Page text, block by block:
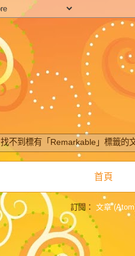
找不到標有「Remarkable」 標籤的
首頁
訂閱： 文章